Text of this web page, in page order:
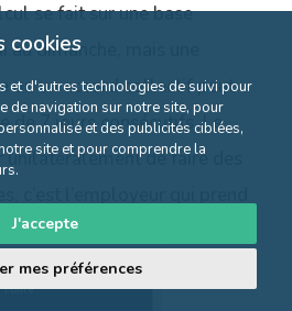
cookies
et d'autres technologies de suivi pour
de navigation sur notre site, pour
et des publicités ciblées,
site et pour comprendre la
J'accepte
mes préférences
se fait sur une base
dimanche, mais une
ou un accord collectif peut
de 7 jours consécutifs. Le
unilatéralement de faire des
des besoins de l’entreprise,
l’a prévu.
pour
l'offre